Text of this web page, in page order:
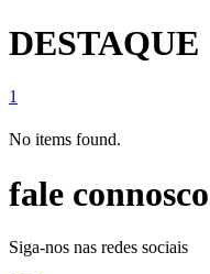
DESTAQUE
1
No items found.
fale connosco
Siga-nos nas redes sociais